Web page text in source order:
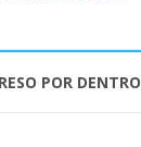
POR DENTRO